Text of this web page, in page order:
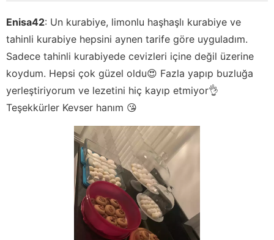
Enisa42: Un kurabiye, limonlu haşhaşlı kurabiye ve
tahinli kurabiye hepsini aynen tarife göre uyguladım.
Sadece tahinli kurabiyede cevizleri içine değil üzerine
koydum. Hepsi çok güzel oldu😍 Fazla yapıp buzluğa
yerleştiriyorum ve lezetini hiç kayıp etmiyor👌
Teşekkürler Kevser hanım 😘